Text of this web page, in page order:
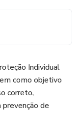
Individual
como objetivo
correto,
prevenção de